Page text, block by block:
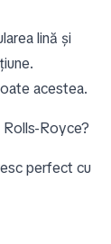
lină și
acestea.
Royce?
perfect cu